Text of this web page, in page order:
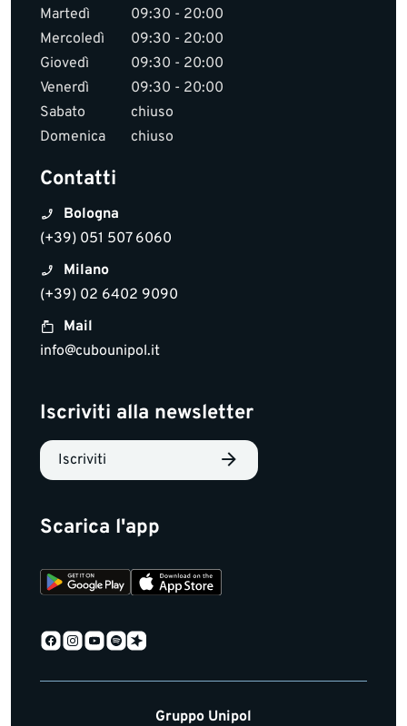
Martedì
09:30 - 20:00
Mercoledì
09:30 - 20:00
Giovedì
09:30 - 20:00
Venerdì
09:30 - 20:00
Sabato
chiuso
Domenica
chiuso
Contatti
Bologna
(+39) 051 507 6060
Milano
(+39) 02 6402 9090
Mail
info@cubounipol.it
Iscriviti alla newsletter
Iscriviti
Scarica l'app
Gruppo Unipol